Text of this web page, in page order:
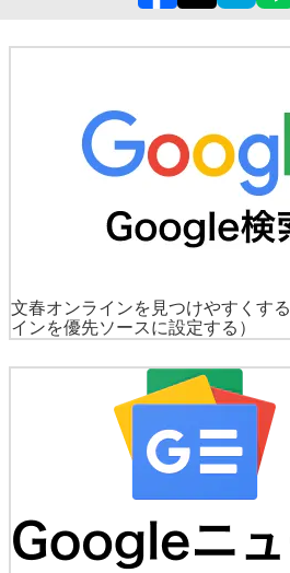
文春オンラインを見つけやすくする
インを優先ソースに設定する）